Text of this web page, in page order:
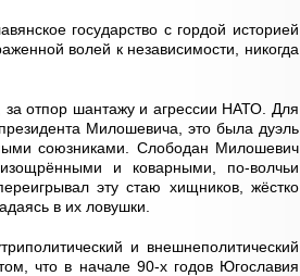
государство с гордой историей
волей к независимости, никогда
за отпор шантажу и агрессии НАТО. Для
Милошевича, это была дуэль
союзниками. Слободан Милошевич
и коварными, по-волчьи
эту стаю хищников, жёстко
в их ловушки.
и внешнеполитический
что в начале 90-х годов Югославия